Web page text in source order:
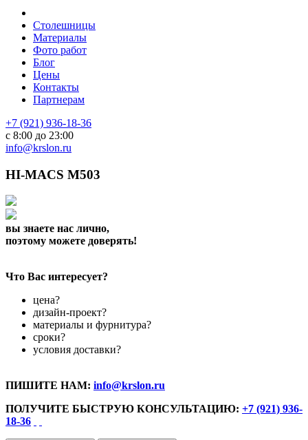
Столешницы
Материалы
Фото работ
Блог
Цены
Контакты
Партнерам
+7 (921) 936-18-36
с 8:00 до 23:00
info@krslon.ru
HI-MACS M503
вы знаете нас лично,
поэтому можете доверять!
Что Вас интересует?
цена?
дизайн-проект?
материалы и фурнитура?
сроки?
условия доставки?
ПИШИТЕ НАМ: info@krslon.ru
ПОЛУЧИТЕ БЫСТРУЮ КОНСУЛЬТАЦИЮ: +7 (921) 936-
18-36